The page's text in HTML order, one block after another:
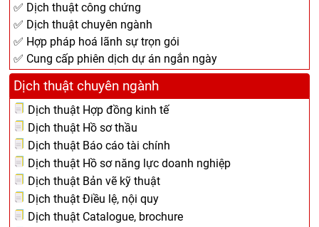
✅ Dịch thuật công chứng
✅ Dịch thuật chuyên ngành
✅ Hợp pháp hoá lãnh sự trọn gói
✅ Cung cấp phiên dịch dự án ngắn ngày
Dịch thuật chuyên ngành
Dịch thuật Hợp đồng kinh tế
Dịch thuật Hồ sơ thầu
Dịch thuật Báo cáo tài chính
Dịch thuật Hồ sơ năng lực doanh nghiệp
Dịch thuật Bản vẽ kỹ thuật
Dịch thuật Điều lệ, nội quy
Dịch thuật Catalogue, brochure